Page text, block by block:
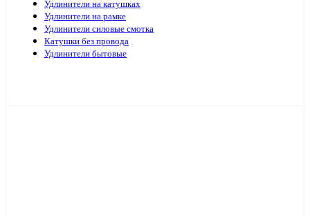
Удлинители на катушках
Удлинители на рамке
Удлинители силовые смотка
Катушки без провода
Удлинители бытовые